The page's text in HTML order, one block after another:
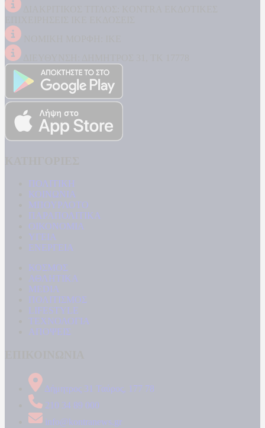
ΠΟΛΙΤΙΚΗ
ΚΟΙΝΩΝΙΑ
ΜΠΟΥΡΛΟΤΟ
ΠΑΡΑΠΟΛΙΤΙΚΑ
ΟΙΚΟΝΟΜΙΑ
ΥΓΕΙΑ
ΕΝΕΡΓΕΙΑ
ΚΟΣΜΟΣ
ΑΘΛΗΤΙΚΑ
MEDIA
ΠΟΛΙΤΙΣΜΟΣ
LIFESTYLE
ΤΕΧΝΟΛΟΓΙΑ
ΑΠΟΨΕΙΣ
Δήμητρος 31 Ταύρος, 177 78
210 34 89 000
info@kontranews.gr